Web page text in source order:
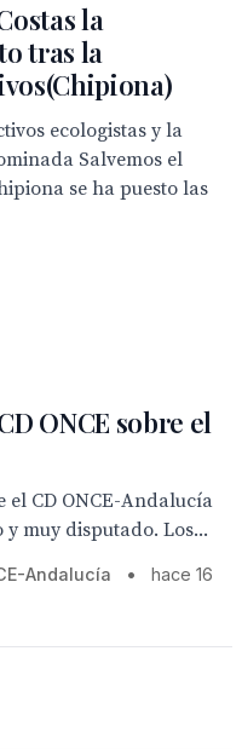
la
tras la
ecologistas y la
Salvemos el
se ha puesto las
ONCE sobre el
el CD ONCE-Andalucía
muy disputado. Los...
Andalucía •
hace 16